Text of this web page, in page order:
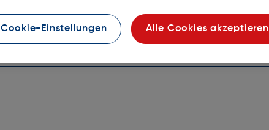
Cookie-Einstellungen Alle Cookies akzeptieren